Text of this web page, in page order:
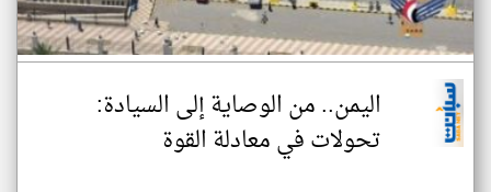
اليمن.. من الوصاية إلى السيادة:
تحولات في معادلة القوة